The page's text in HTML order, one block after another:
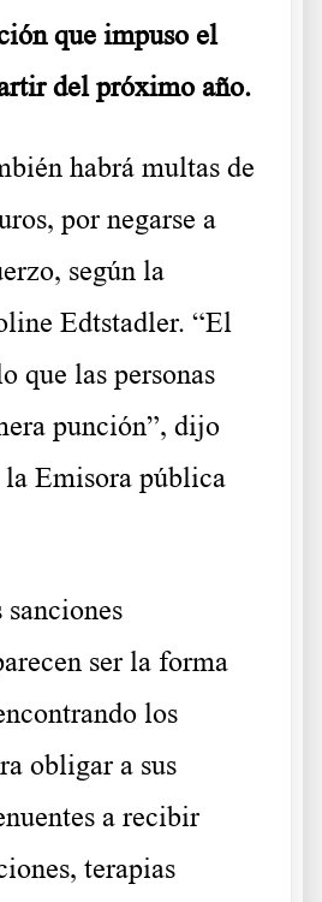
que impuso el
del próximo año.
habrá multas de
por negarse a
según la
Edtstadler. “El
que las personas
punción”, dijo
Emisora ​​pública
sanciones
ser la forma
los
obligar a sus
a recibir
terapias